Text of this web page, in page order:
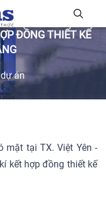
ĐỒNG THIẾT KẾ
án
mặt tại TX. Việt Yên -
kết hợp đồng thiết kế